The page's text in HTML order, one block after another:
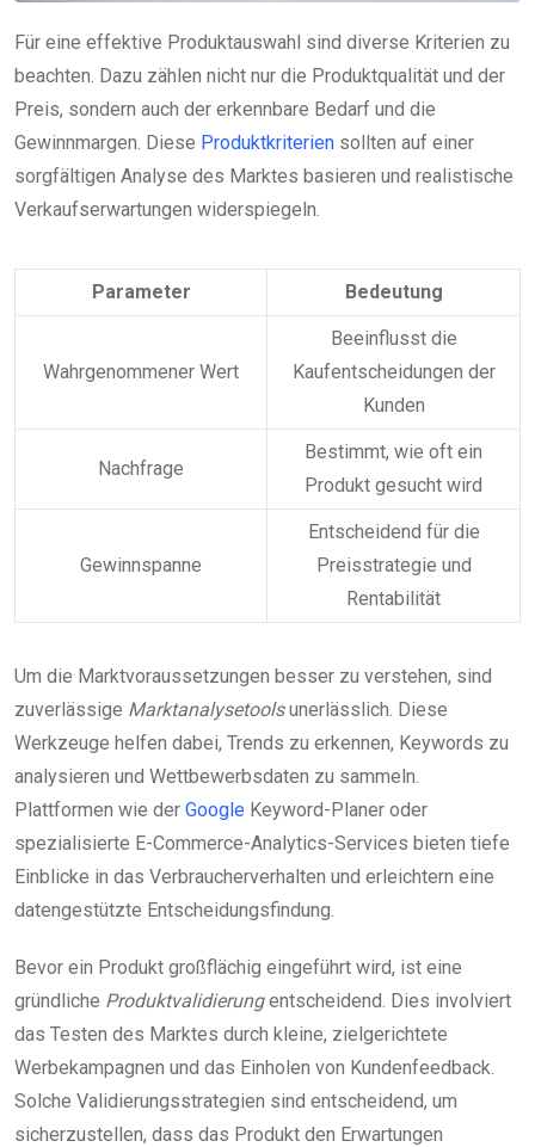
Für eine effektive Produktauswahl sind diverse Kriterien zu
beachten. Dazu zählen nicht nur die Produktqualität und der
Preis, sondern auch der erkennbare Bedarf und die
Gewinnmargen. Diese Produktkriterien sollten auf einer
sorgfältigen Analyse des Marktes basieren und realistische
Verkaufserwartungen widerspiegeln.
Parameter Bedeutung
Wahrgenommener Wert
Beeinflusst die
Kaufentscheidungen der
Kunden
Nachfrage
Bestimmt, wie oft ein
Produkt gesucht wird
Gewinnspanne
Entscheidend für die
Preisstrategie und
Rentabilität
Um die Marktvoraussetzungen besser zu verstehen, sind
zuverlässige Marktanalysetoolsunerlässlich. Diese
Werkzeuge helfen dabei, Trends zu erkennen, Keywords zu
analysieren und Wettbewerbsdaten zu sammeln.
Plattformen wie der Google Keyword-Planer oder
spezialisierte E-Commerce-Analytics-Services bieten tiefe
Einblicke in das Verbraucherverhalten und erleichtern eine
datengestützte Entscheidungsfindung.
Bevor ein Produkt großflächig eingeführt wird, ist eine
gründliche Produktvalidierungentscheidend. Dies involviert
das Testen des Marktes durch kleine, zielgerichtete
Werbekampagnen und das Einholen von Kundenfeedback.
Solche Validierungsstrategien sind entscheidend, um
sicherzustellen, dass das Produkt den Erwartungen